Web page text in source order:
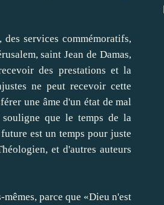
des services commémoratifs,
, saint Jean de Damas,
des prestations et la
ne peut recevoir cette
une âme d'un état de mal
souligne que le temps de la
est un temps pour juste
, et d'autres auteurs
mêmes, parce que «Dieu n'est